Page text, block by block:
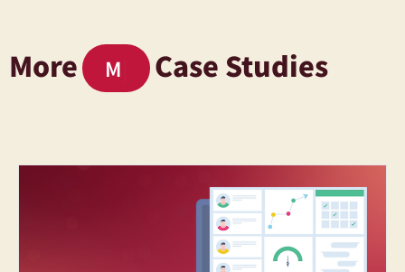
More Must - Case Studies